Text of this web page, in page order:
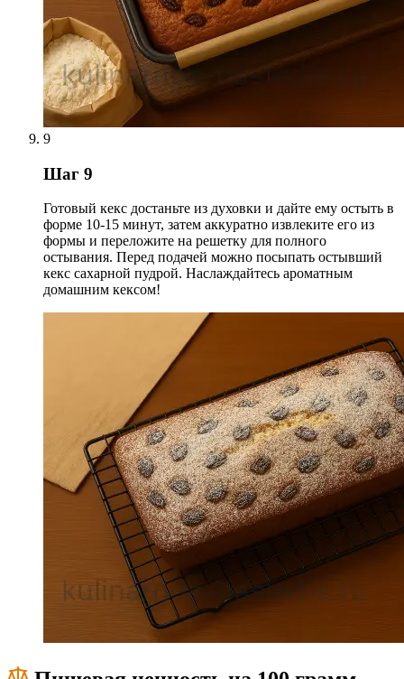
9
Шаг 9
Готовый кекс достаньте из духовки и дайте ему остыть в
форме 10-15 минут, затем аккуратно извлеките его из
формы и переложите на решетку для полного
остывания. Перед подачей можно посыпать остывший
кекс сахарной пудрой. Наслаждайтесь ароматным
домашним кексом!